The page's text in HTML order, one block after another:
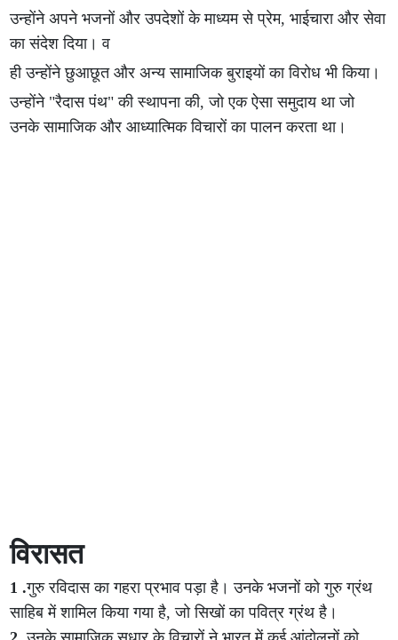
उन्होंने अपने भजनों और उपदेशों के माध्यम से प्रेम, भाईचारा और सेवा
का संदेश दिया। व
ही उन्होंने छुआछूत और अन्य सामाजिक बुराइयों का विरोध भी किया।
उन्होंने "रैदास पंथ" की स्थापना की, जो एक ऐसा समुदाय था जो
उनके सामाजिक और आध्यात्मिक विचारों का पालन करता था।
विरासत
1 .गुरु रविदास का गहरा प्रभाव पड़ा है। उनके भजनों को गुरु ग्रंथ
साहिब में शामिल किया गया है, जो सिखों का पवित्र ग्रंथ है।